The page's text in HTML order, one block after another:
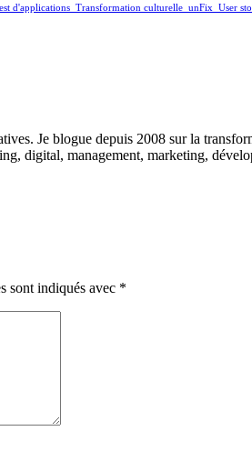
d'applications _Transformation culturelle _unFix _User
Je blogue depuis 2008 sur la
digital, management, marketing,
sont indiqués avec *